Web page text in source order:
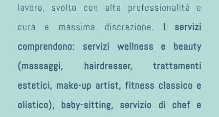
lavoro, svolto con alta professionalità e
cura e massima discrezione. I servizi
comprendono: servizi wellness e beauty
(massaggi, hairdresser, trattamenti
estetici, make-up artist, fitness classico e
olistico), baby-sitting, servizio di chef e